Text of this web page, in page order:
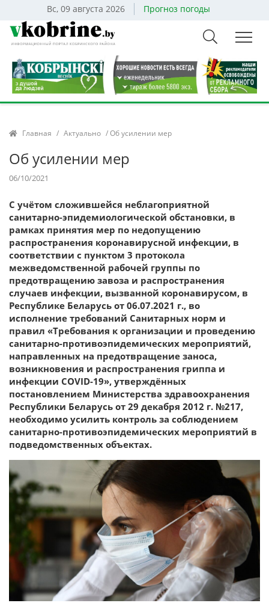
Вс, 09 августа 2026 Прогноз погоды
Главная / Актуально / Об усилении мер
Об усилении мер
06/10/2021
С учётом сложившейся неблагоприятной
санитарно-эпидемиологической обстановки, в
рамках принятия мер по недопущению
распространения коронавирусной инфекции, в
соответствии с пунктом 3 протокола
межведомственной рабочей группы по
предотвращению завоза и распространения
случаев инфекции, вызванной коронавирусом, в
Республике Беларусь от 06.07.2021 г., во
исполнение требований Санитарных норм и
правил «Требования к организации и проведению
санитарно-противоэпидемических мероприятий,
направленных на предотвращение заноса,
возникновения и распространения гриппа и
инфекции СОVID-19», утверждённых
постановлением Министерства здравоохранения
Республики Беларусь от 29 декабря 2012 г. №217,
необходимо усилить контроль за соблюдением
санитарно-противоэпидемических мероприятий в
подведомственных объектах.